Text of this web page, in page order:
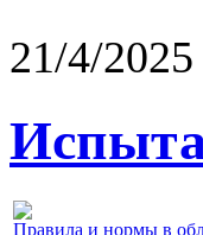
21/4/2025
Правила и нормы в